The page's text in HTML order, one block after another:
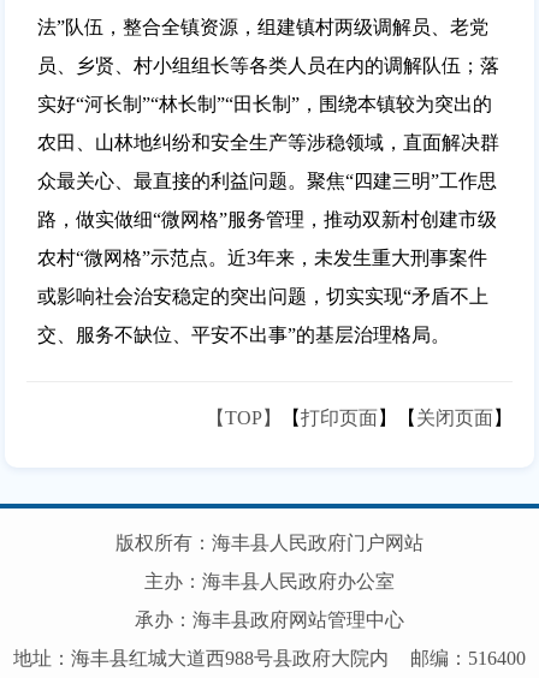
法”队伍，整合全镇资源，组建镇村两级调解员、老党
员、乡贤、村小组组长等各类人员在内的调解队伍；落
实好“河长制”“林长制”“田长制”，围绕本镇较为突出的
农田、山林地纠纷和安全生产等涉稳领域，直面解决群
众最关心、最直接的利益问题。聚焦“四建三明”工作思
路，做实做细“微网格”服务管理，推动双新村创建市级
农村“微网格”示范点。近3年来，未发生重大刑事案件
或影响社会治安稳定的突出问题，切实实现“矛盾不上
交、服务不缺位、平安不出事”的基层治理格局。
【TOP】 【打印页面】【 关闭页面】
版权所有：海丰县人民政府门户网站
主办：海丰县人民政府办公室
承办：海丰县政府网站管理中心
地址：海丰县红城大道西988号县政府大院内
邮编：516400